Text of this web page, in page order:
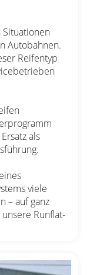
Autobahnen.
Reifentyp
als
viele
– auf ganz
Runflat-